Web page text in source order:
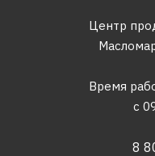
Центр
Время
с
8